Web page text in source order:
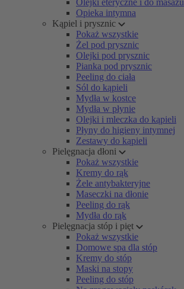
Olejki eteryczne i do masażu
Opieka intymna
Kąpiel i prysznic
Pokaż wszystkie
Żel pod prysznic
Olejki pod prysznic
Pianka pod prysznic
Peeling do ciała
Sól do kąpieli
Mydła w kostce
Mydła w płynie
Olejki i mleczka do kąpieli
Płyny do higieny intymnej
Zestawy do kąpieli
Pielęgnacja dłoni
Pokaż wszystkie
Kremy do rąk
Żele antybakteryjne
Maseczki na dłonie
Peeling do rąk
Mydła do rąk
Pielęgnacja stóp i pięt
Pokaż wszystkie
Domowe spa dla stóp
Kremy do stóp
Maski na stopy
Peeling do stóp